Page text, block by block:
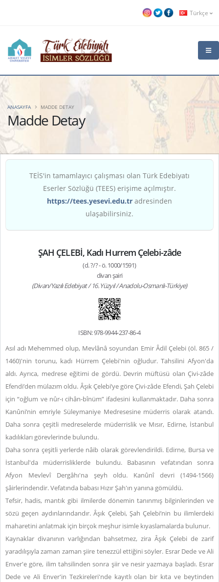
Türkçe
Madde Detay
ANASAYFA MADDE DETAY
TEİS'in tamamlayıcı çalışması olan Türk Edebiyatı
Eserler Sözlüğü (TEES) erişime açılmıştır.
https://tees.yesevi.edu.tr adresinden
ulaşabilirsiniz.
ŞAH ÇELEBİ, Kadı Hurrem Çelebi-zâde
(d. ?/? - ö. 1000/1591)
divan şairi
(Divan/Yazılı Edebiyat / 16. Yüzyıl / Anadolu-Osmanlı-Türkiye)
ISBN: 978-9944-237-86-4
Asıl adı Mehemmed olup, Mevlânâ soyundan Emir Âdil Çelebi (öl. 865 /
1460)'nin torunu, kadı Hürrem Çelebi'nin oğludur. Tahsilini Afyon'da
aldı. Ayrıca, medrese eğitimi de gördü. Devrin müftüsü olan Çivi-zâde
Efendi’den mülazım oldu. Âşık Çelebi’ye göre Çivi-zâde Efendi, Şah Çelebi
için “oğlum ve nûr-ı cihân-bînüm” ifadesini kullanmaktadır. Daha sonra
Kanûni’nin emriyle Süleymaniye Medresesine müderris olarak atandı.
Daha sonra çeşitli medreselerde müderrislik ve Mısır, Edirne, İstanbul
kadılıkları görevlerinde bulundu.
Daha sonra çeşitli yerlerde nâib olarak görevlendirildi. Edirne, Bursa ve
İstanbul'da müderrisliklerde bulundu. Babasının vefatından sonra
Afyon Mevlevî Dergâhı'na şeyh oldu. Kanûnî devri (1494-1566)
şâirlerindendir. Vefatında babası Hızır Şah'ın yanına gömüldü.
Tefsir, hadis, mantık gibi ilmilerde dönemin tanınmış bilginlerinden ve
sözü geçen aydınlarındandır. Âşık Çelebi, Şah Çelebi’nin bu ilimlerdeki
maharetini anlatmak için birçok meşhur isimle kıyaslamalarda bulunur.
Kaynaklar divanının varlığından bahsetmez, zira Âşık Çelebi de zarif
yaradılışıyla zaman zaman şiire tenezzül ettiğini söyler. Esrar Dede ve Ali
Enver'e göre, ilim tahsilinden sonra şiir ve nesir yazmaya başladı. Esrar
Dede ve Ali Enver'in Tezkireleri'nde kayıtlı olan bir kıta ve beytinden